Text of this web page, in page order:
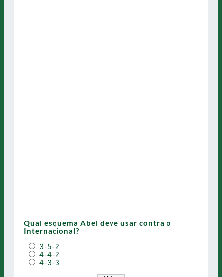
Qual esquema Abel deve usar contra o
Internacional?
3-5-2
4-4-2
4-3-3